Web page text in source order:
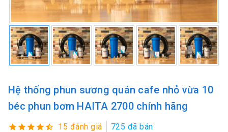
Hệ thống phun sương quán cafe nhỏ vừa 10
béc phun bơm HAITA 2700 chính hãng
15 đánh giá 725 đã bán